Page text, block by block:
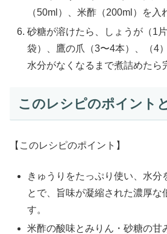
（50ml）、米酢（200ml）を入
砂糖が溶けたら、しょうが（1
袋）、鷹の爪（3〜4本）、（4
水分がなくなるまで煮詰めたら
このレシピのポイント
【このレシピのポイント】
きゅうりをたっぷり使い、水分
とで、旨味が凝縮された濃厚な
す。
米酢の酸味とみりん・砂糖の甘